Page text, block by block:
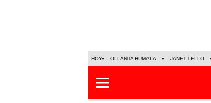
HOY OLLANTA HUMALA JANET TELLO